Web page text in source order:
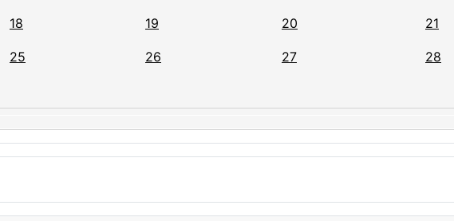
18 19 20 21
25 26 27 28